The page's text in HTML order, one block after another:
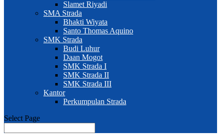
Slamet Riyadi
SMA Strada
Bhakti Wiyata
Santo Thomas Aquino
SMK Strada
Budi Luhur
Daan Mogot
SMK Strada I
SMK Strada II
SMK Strada III
Kantor
Perkumpulan Strada
Select Page